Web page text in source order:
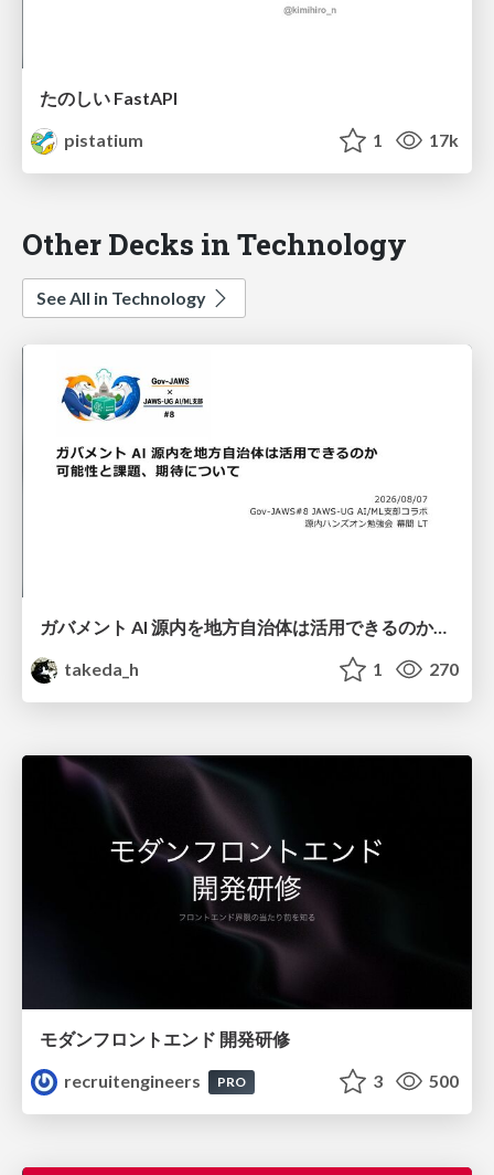
たのしい FastAPI
pistatium
1 17k
Other Decks in Technology
See All in Technology
ガバメント AI 源内を地方自治体は活用できるのか 可能性と課題、期待について
takeda_h
1 270
モダンフロントエンド 開発研修
recruitengineers
PRO 3 500